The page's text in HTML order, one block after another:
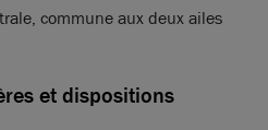
commune aux deux ailes
et dispositions